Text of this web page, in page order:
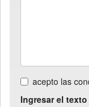
acepto las
Ingresar el